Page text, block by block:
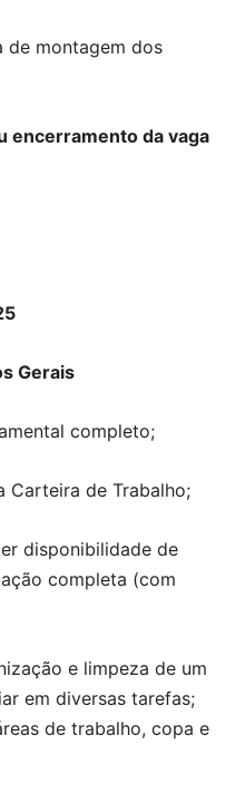
de montagem dos
encerramento da vaga
Gerais
completo;
Carteira de Trabalho;
disponibilidade de
completa (com
e limpeza de um
em diversas tarefas;
de trabalho, copa e